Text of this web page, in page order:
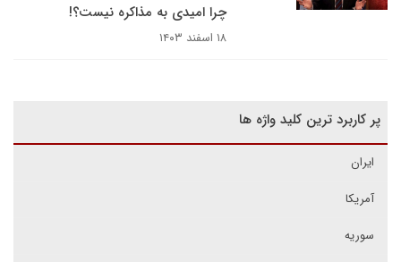
چرا امیدی به مذاکره نیست؟!
۱۸ اسفند ۱۴۰۳
پر کاربرد ترین کلید واژه ها
ایران
آمریکا
سوریه